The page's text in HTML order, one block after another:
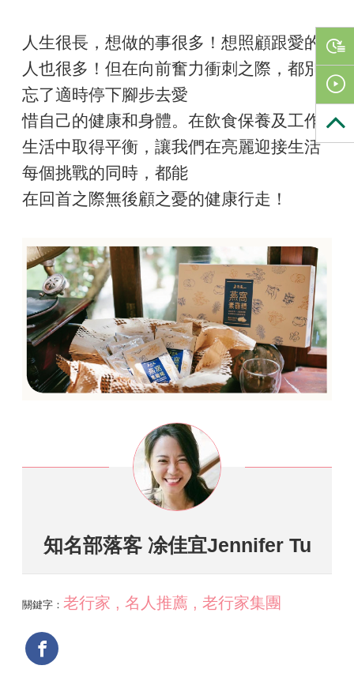
人生很長，想做的事很多！想照顧跟愛的
人也很多！但在向前奮力衝刺之際，都別
忘了適時停下腳步去愛
惜自己的健康和身體。在飲食保養及工作
生活中取得平衡，讓我們在亮麗迎接生活
每個挑戰的同時，都能
在回首之際無後顧之憂的健康行走！
知名部落客 凃佳宜Jennifer Tu
關鍵字： 老行家 , 名人推薦 , 老行家集團